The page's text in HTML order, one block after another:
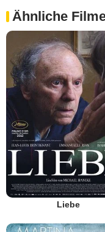
Ähnliche
Liebe